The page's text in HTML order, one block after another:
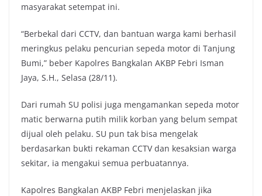
masyarakat setempat ini.
“Berbekal dari CCTV, dan bantuan warga kami berhasil
meringkus pelaku pencurian sepeda motor di Tanjung
Bumi,” beber Kapolres Bangkalan AKBP Febri Isman
Jaya, S.H., Selasa (28/11).
Dari rumah SU polisi juga mengamankan sepeda motor
matic berwarna putih milik korban yang belum sempat
dijual oleh pelaku. SU pun tak bisa mengelak
berdasarkan bukti rekaman CCTV dan kesaksian warga
sekitar, ia mengakui semua perbuatannya.
Kapolres Bangkalan AKBP Febri menjelaskan jika